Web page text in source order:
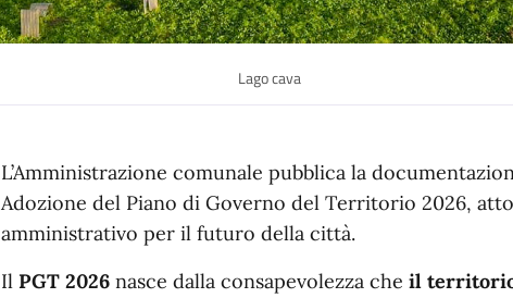
Lago cava
In dettaglio
L’Amministrazione comunale pubblica la
Adozione del Piano di Governo del Territorio 2026,
amministrativo per il futuro della città.
Il PGT 2026 nasce dalla consapevolezza che il territorio